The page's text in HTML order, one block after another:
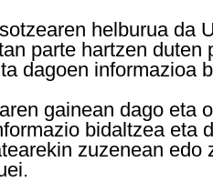
helburua da
parte hartzen
dagoen informazioa
gainean dago eta
bidaltzea eta
zuzenean